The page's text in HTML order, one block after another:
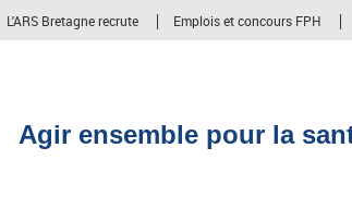
L'ARS Bretagne recrute Emplois et concours FPH
Agir ensemble pour la